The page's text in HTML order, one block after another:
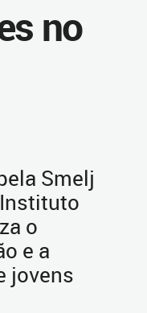
no
Smelj
o
e a
jovens